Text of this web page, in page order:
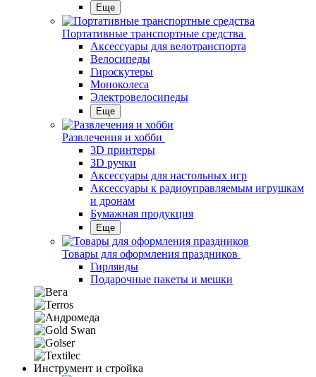
Еще
Портативные транспортные средства
Аксессуары для велотранспорта
Велосипеды
Гироскутеры
Моноколеса
Электровелосипеды
Еще
Развлечения и хобби
3D принтеры
3D ручки
Аксессуары для настольных игр
Аксессуары к радиоуправляемым игрушкам
и дронам
Бумажная продукция
Еще
Товары для оформления праздников
Гирлянды
Подарочные пакеты и мешки
Инструмент и стройка